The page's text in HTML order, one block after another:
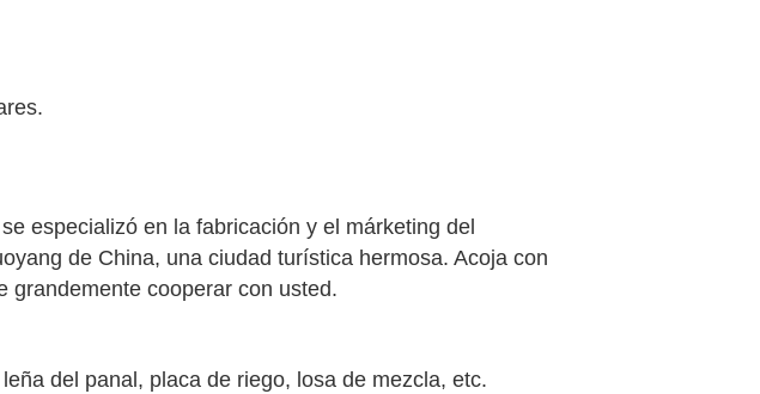
especializó en la fabricación y el márketing del
de China, una ciudad turística hermosa. Acoja con
grandemente cooperar con usted.
del panal, placa de riego, losa de mezcla, etc.